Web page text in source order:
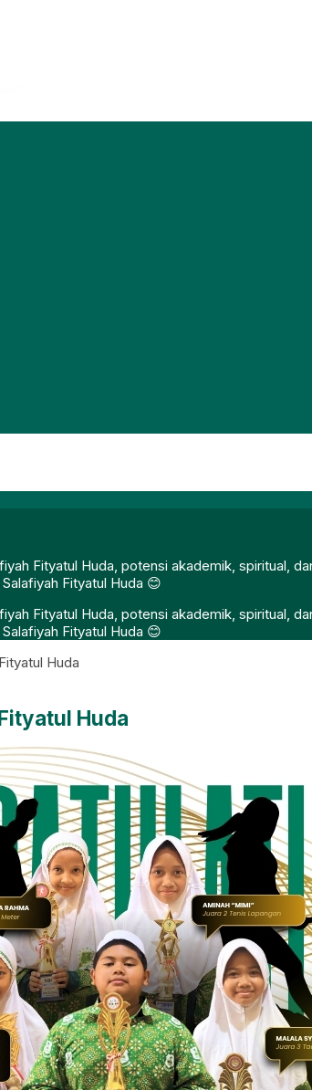
Fityatul Huda, potensi akademik, spiritual,
Fityatul Huda 😊
Fityatul Huda, potensi akademik, spiritual,
Fityatul Huda 😊
Huda
Huda